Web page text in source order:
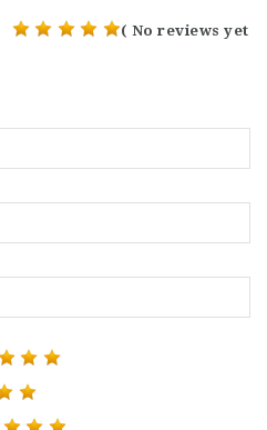
( No reviews yet